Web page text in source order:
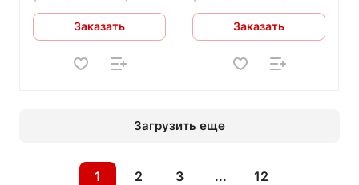
Заказать Заказать
Загрузить еще
1 2 3 ... 12